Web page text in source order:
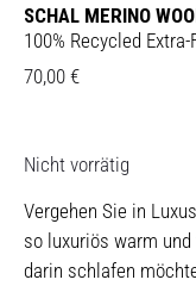
SCHAL MERINO
100% Recycled
70,00 €
Nicht vorrätig
Vergehen Sie in
so luxuriös warm
darin schlafen